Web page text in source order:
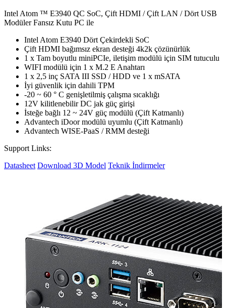
Intel Atom ™ E3940 QC SoC, Çift HDMI / Çift LAN / Dört USB
Modüler Fansız Kutu PC ile
Intel Atom E3940 Dört Çekirdekli SoC
Çift HDMI bağımsız ekran desteği 4k2k çözünürlük
1 x Tam boyutlu miniPCIe, iletişim modülü için SIM tutuculu
WIFI modülü için 1 x M.2 E Anahtarı
1 x 2,5 inç SATA III SSD / HDD ve 1 x mSATA
İyi güvenlik için dahili TPM
-20 ~ 60 ° C genişletilmiş çalışma sıcaklığı
12V kilitlenebilir DC jak güç girişi
İsteğe bağlı 12 ~ 24V güç modülü (Çift Katmanlı)
Advantech iDoor modülü uyumlu (Çift Katmanlı)
Advantech WISE-PaaS / RMM desteği
Support Links:
Datasheet Download 3D Model Teknik İndirmeler